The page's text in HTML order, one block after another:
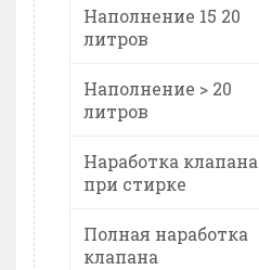
Наполнение 15 20
литров
Наполнение > 20
литров
Наработка клапана
при стирке
Полная наработка
клапана